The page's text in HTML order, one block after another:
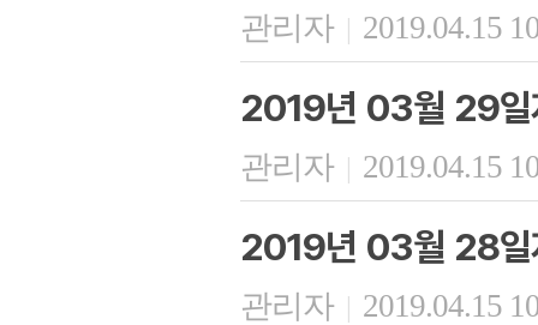
관리자 | 2019.04.15
2019년 03월 29일
관리자 | 2019.04.15
2019년 03월 28일
관리자 | 2019.04.15